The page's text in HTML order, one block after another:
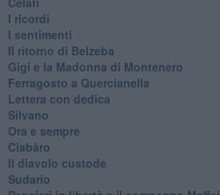
I ricordi
I sentimenti
Il ritorno di Belzeba
Gigi e la Madonna di Montenero
Ferragosto a Quercianella
Lettera con dedica
Silvano
Ora e sempre
Ciabàro
Il diavolo custode
Sudario